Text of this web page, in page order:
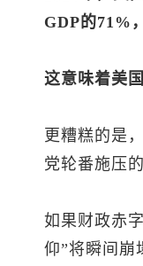
GDP的71%
这意味着美
更糟糕的是
党轮番施压
如果财政赤
仰”将瞬间崩